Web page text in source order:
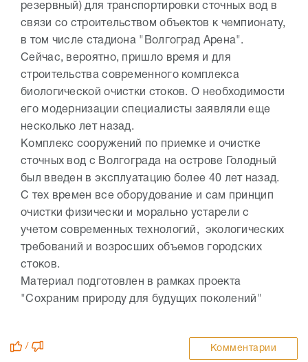
резервный) для транспортировки сточных вод в
связи со строительством объектов к чемпионату,
в том числе стадиона "Волгоград Арена".
Сейчас, вероятно, пришло время и для
строительства современного комплекса
биологической очистки стоков. О необходимости
его модернизации специалисты заявляли еще
несколько лет назад.
Комплекс сооружений по приемке и очистке
сточных вод с Волгограда на острове Голодный
был введен в эксплуатацию более 40 лет назад.
С тех времен все оборудование и сам принцип
очистки физически и морально устарели с
учетом современных технологий, экологических
требований и возросших объемов городских
стоков.
Материал подготовлен в рамках проекта
"Сохраним природу для будущих поколений"
/ Комментарии